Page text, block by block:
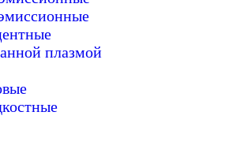
плазмой